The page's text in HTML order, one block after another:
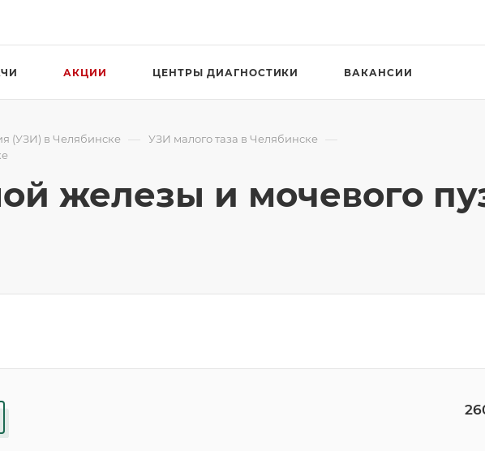
АКЦИИ ЦЕНТРЫ ДИАГНОСТИКИ ВАКАНСИИ
(УЗИ) в Челябинске — УЗИ малого таза в Челябинске —
железы и мочевого